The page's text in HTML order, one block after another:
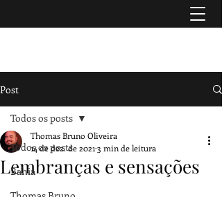
Post
Todos os posts
Bahia
Todos os posts
Lembranças e sensações
Thomas Bruno Oliveira
14 de dez. de 2021 3 min de leitura